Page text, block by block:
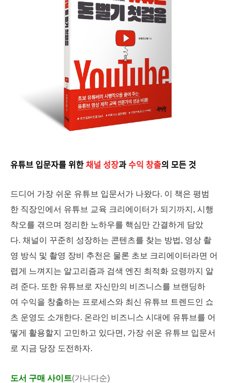
유튜브 입문자를 위한채널 성장과수익 창출의 모든 것
드디어 가장 쉬운 유튜브 입문서가 나왔다. 이 책은 평범
한 직장인에서 유튜브 교육 크리에이터가 되기까지, 시행
착오를 겪으며 정리한 노하우를 핵심만 간결하게 담았
다. 채널이 꾸준히 성장하는 콘텐츠를 찾는 방법, 영상 촬
영 방식 및 촬영 장비 추천은 물론 초보 크리에이터라면 어
렵게 느껴지는 알고리즘과 검색 엔진 최적화 요령까지 알
려 준다. 또한 유튜브로 자신만의 비즈니스를 브랜딩하
여 수익을 창출하는 프로세스와 최신 유튜브 트렌드인 쇼
츠 운영도 소개한다. 온라인 비즈니스 시대에 유튜브를 어
떻게 활용할지 고민하고 있다면, 가장 쉬운 유튜브 입문서
로 지금 당장 도전하자.
도서 구매 사이트(가나다순)